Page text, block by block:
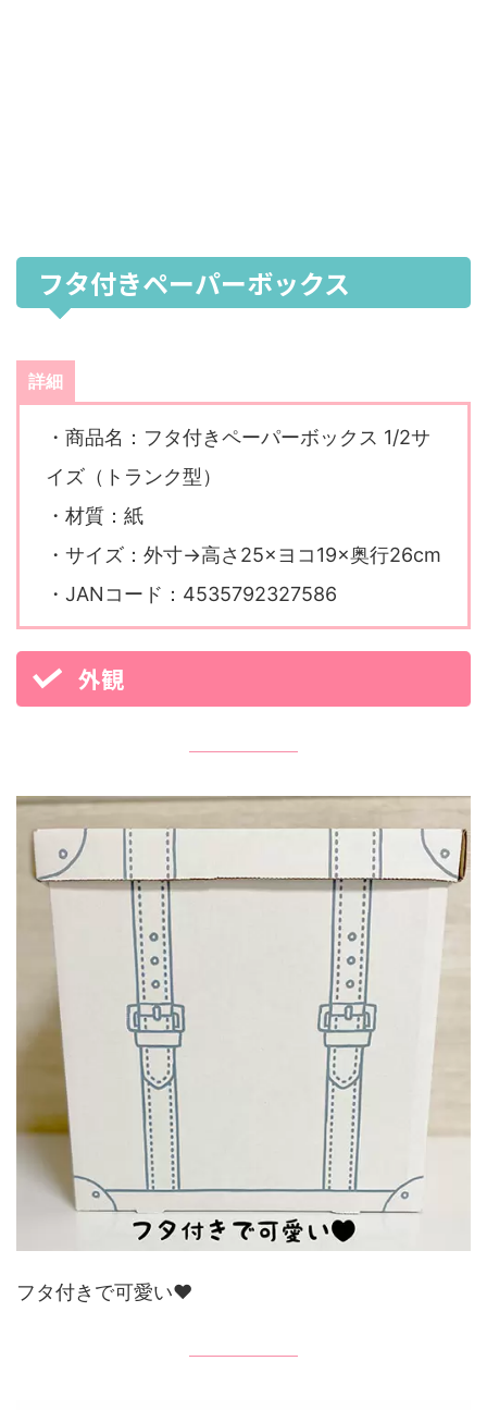
フタ付きペーパーボックス
詳細
・商品名：フタ付きペーパーボックス 1/2サ
イズ（トランク型）
・材質：紙
・サイズ：外寸→高さ25×ヨコ19×奥行26cm
・JANコード：4535792327586
外観
フタ付きで可愛い♥